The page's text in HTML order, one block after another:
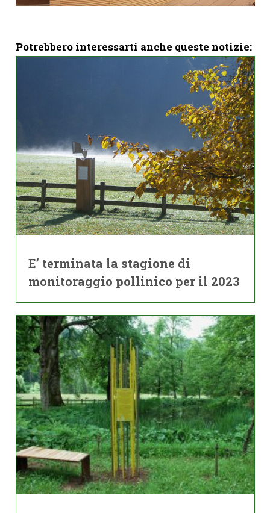
Potrebbero interessarti anche queste notizie:
E’ terminata la stagione di
monitoraggio pollinico per il 2023